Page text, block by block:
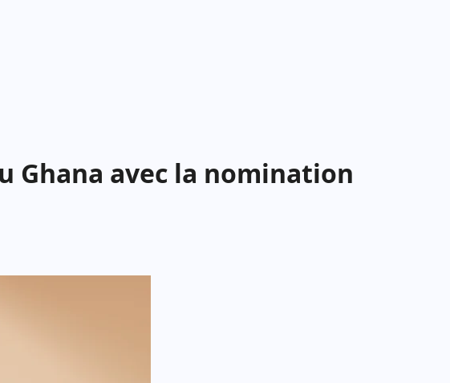
Ghana avec la nomination